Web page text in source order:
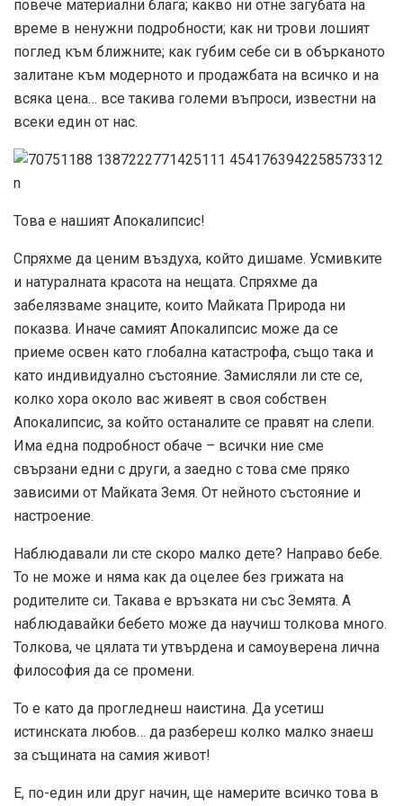
повече материални блага; какво ни отне загубата на
време в ненужни подробности; как ни трови лошият
поглед към ближните; как губим себе си в обърканото
залитане към модерното и продажбата на всичко и на
всяка цена… все такива големи въпроси, известни на
всеки един от нас.
Това е нашият Апокалипсис!
Спряхме да ценим въздуха, който дишаме. Усмивките
и натуралната красота на нещата. Спряхме да
забелязваме знаците, които Майката Природа ни
показва. Иначе самият Апокалипсис може да се
приеме освен като глобална катастрофа, също така и
като индивидуално състояние. Замисляли ли сте се,
колко хора около вас живеят в своя собствен
Апокалипсис, за който останалите се правят на слепи.
Има една подробност обаче – всички ние сме
свързани едни с други, а заедно с това сме пряко
зависими от Майката Земя. От нейното състояние и
настроение.
Наблюдавали ли сте скоро малко дете? Направо бебе.
То не може и няма как да оцелее без грижата на
родителите си. Такава е връзката ни със Земята. А
наблюдавайки бебето може да научиш толкова много.
Толкова, че цялата ти утвърдена и самоуверена лична
философия да се промени.
То е като да прогледнеш наистина. Да усетиш
истинската любов… да разбереш колко малко знаеш
за същината на самия живот!
Е, по-един или друг начин, ще намерите всичко това в